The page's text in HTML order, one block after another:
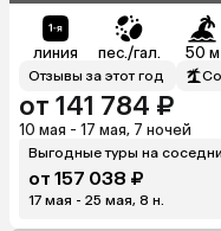
линия пес./гал. 50 м
Отзывы за этот год
от 141 784 ₽
10 мая - 17 мая, 7 ночей
Выгодные туры на
от 157 038 ₽
17 мая - 25 мая, 8 н.